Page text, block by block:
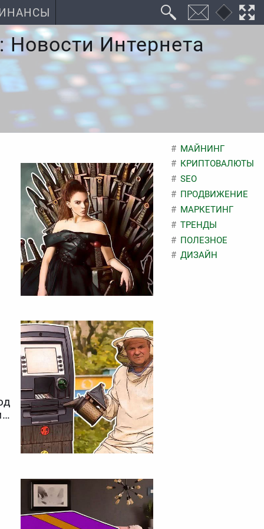
МАЙНИНГ
КРИПТОВАЛЮТЫ
SEO
ПРОДВИЖЕНИЕ
МАРКЕТИНГ
ТРЕНДЫ
ПОЛЕЗНОЕ
ДИЗАЙН
Новости Интернета